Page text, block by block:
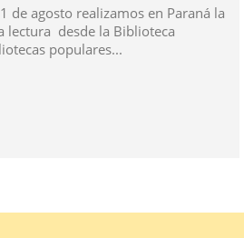
de agosto realizamos en Paraná la
lectura desde la Biblioteca
populares...